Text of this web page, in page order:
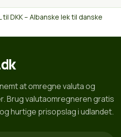
til DKK – Albanske lek til danske
at omregne valuta og
Brug valutaomregneren gratis
hurtige prisopslag i udlandet.